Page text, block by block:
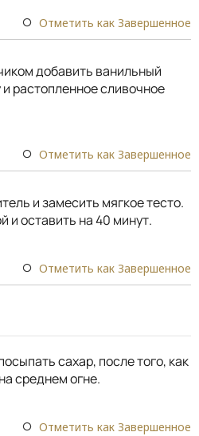
Отметить как Завершенное
добавить ванильный
растопленное сливочное
Отметить как Завершенное
и замесить мягкое тесто.
и оставить на 40 минут.
Отметить как Завершенное
сахар, после того, как
среднем огне.
Отметить как Завершенное